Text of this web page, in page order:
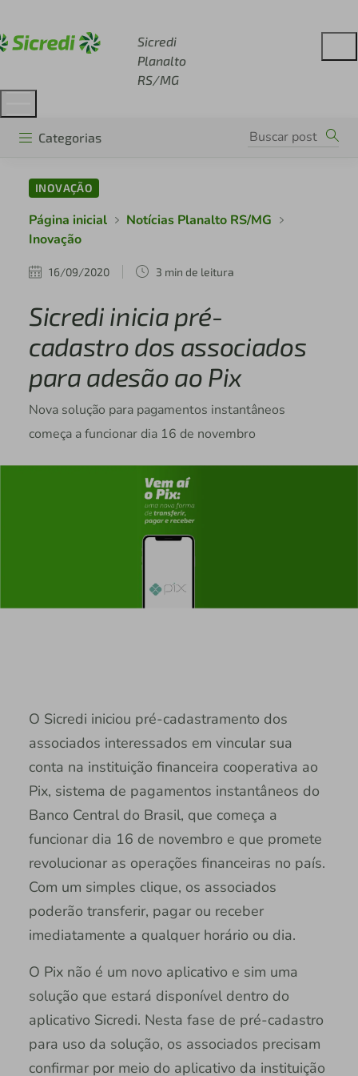
Sicredi
Planalto
RS/MG
Categorias
INOVAÇÃO
Página inicial
Notícias Planalto RS/MG
Inovação
16/09/2020 3 min de leitura
Sicredi inicia pré-
cadastro dos associados
para adesão ao Pix
Nova solução para pagamentos instantâneos
começa a funcionar dia 16 de novembro
O Sicredi iniciou pré-cadastramento dos
associados interessados em vincular sua
conta na instituição financeira cooperativa ao
Pix, sistema de pagamentos instantâneos do
Banco Central do Brasil, que começa a
funcionar dia 16 de novembro e que promete
revolucionar as operações financeiras no país.
Com um simples clique, os associados
poderão transferir, pagar ou receber
imediatamente a qualquer horário ou dia.
O Pix não é um novo aplicativo e sim uma
solução que estará disponível dentro do
aplicativo Sicredi. Nesta fase de pré-cadastro
para uso da solução, os associados precisam
confirmar por meio do aplicativo da instituição